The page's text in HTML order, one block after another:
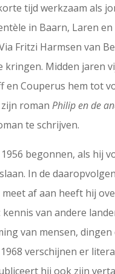
tijd werkzaam als
in Baarn, Laren
Fritzi Harmsen van
Midden jaren
Couperus hem tot
zijn romanPhilip en de
te schrijven.
begonnen, als
In de
af aan heeft hij
van andere
van mensen,
verschijnen er
hij ook zijn